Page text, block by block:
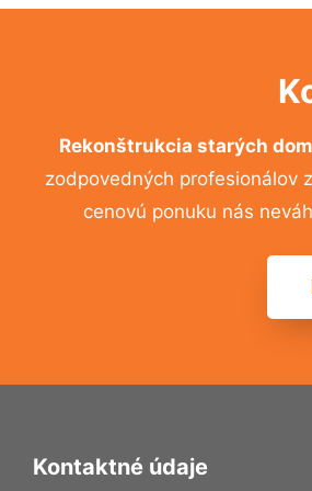
Rekonštrukcia starých
zodpovedných profesionálov
cenovú ponuku nás
Kontaktné údaje